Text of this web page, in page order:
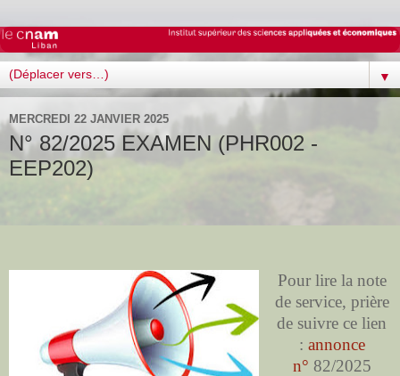
▼
MERCREDI 22 JANVIER 2025
N° 82/2025 EXAMEN (PHR002 -
EEP202)
Pour lire la note
de service, prière
de suivre ce lien
: annonce
n° 82/2025